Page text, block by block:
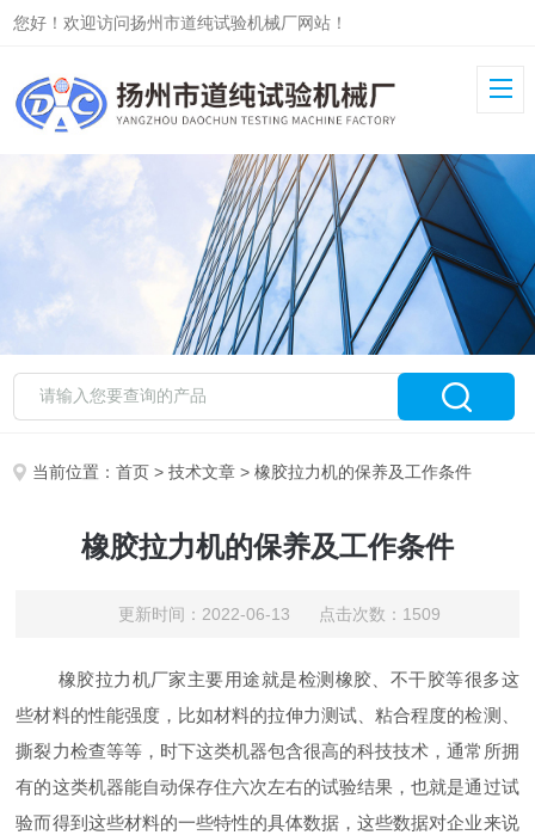
您好！欢迎访问扬州市道纯试验机械厂网站！
当前位置：首页 >技术文章 > 橡胶拉力机的保养及工作条件
橡胶拉力机的保养及工作条件
更新时间：2022-06-13 点击次数：1509
橡胶拉力机厂家主要用途就是检测橡胶、不干胶等很多这
些材料的性能强度，比如材料的拉伸力测试、粘合程度的检测、
撕裂力检查等等，时下这类机器包含很高的科技技术，通常所拥
有的这类机器能自动保存住六次左右的试验结果，也就是通过试
验而得到这些材料的一些特性的具体数据，这些数据对企业来说